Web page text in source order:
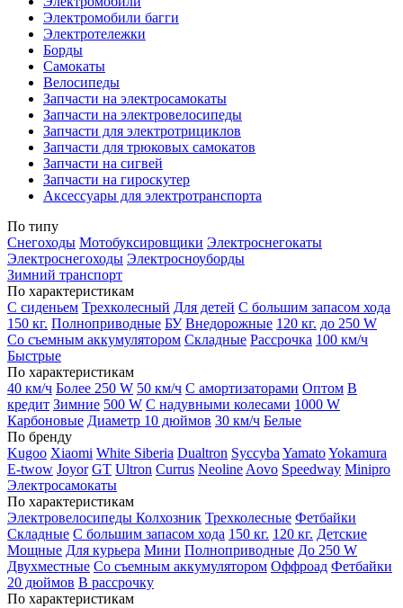
Электромобили багги
Электротележки
Борды
Самокаты
Велосипеды
Запчасти на электросамокаты
Запчасти на электровелосипеды
Запчасти для электротрициклов
Запчасти для трюковых самокатов
Запчасти на сигвей
Запчасти на гироскутер
Аксессуары для электротранспорта
По типу
Снегоходы Мотобуксировщики Электроснегокаты
Электроснегоходы Электросноуборды
Зимний транспорт
По характеристикам
С сиденьем Трехколесный Для детей С большим запасом хода
150 кг. Полноприводные БУ Внедорожные 120 кг. до 250 W
Со съемным аккумулятором Складные Рассрочка 100 км/ч
Быстрые
По характеристикам
40 км/ч Более 250 W 50 км/ч С амортизаторами Оптом В
кредит Зимние 500 W С надувными колесами 1000 W
Карбоновые Диаметр 10 дюймов 30 км/ч Белые
По бренду
Kugoo Xiaomi White Siberia Dualtron Syccyba YamatoYokamura
E-twow Joyor GT Ultron Currus Neoline Aovo Speedway Minipro
Электросамокаты
По характеристикам
Электровелосипеды Колхозник Трехколесные Фетбайки
Складные С большим запасом хода 150 кг. 120 кг. Детские
Мощные Для курьера Мини Полноприводные До 250 W
Двухместные Со съемным аккумулятором Оффроад Фетбайки
20 дюймов В рассрочку
По характеристикам